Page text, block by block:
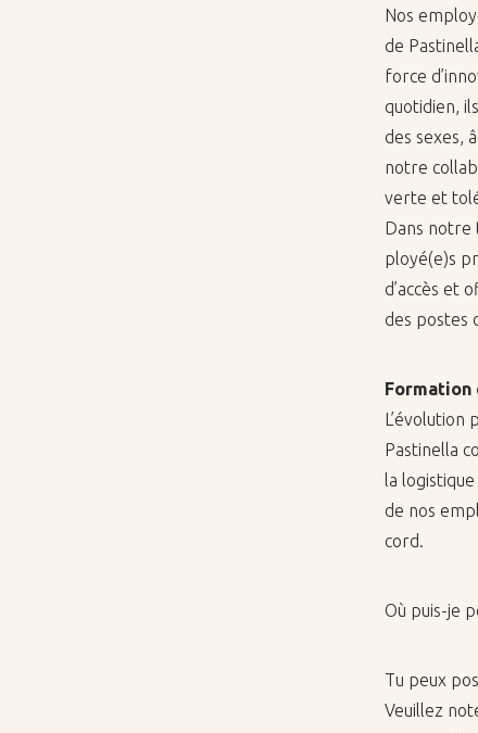
Nos
de
force
quo­ti­dien,
des sexes,
notre
verte et
Dans notre
ployé(e)s
d’ac­cès et
des postes
Pas­ti­nella
la
de nos
cord.
Où puis-je
Tu peux
Veuillez